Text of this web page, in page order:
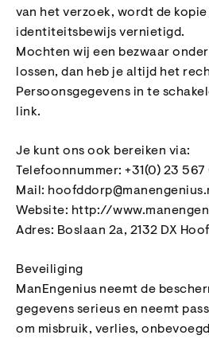
van het verzoek, wordt de kopie
identiteitsbewijs vernietigd.
Mochten wij een bezwaar
lossen, dan heb je altijd het
Persoonsgegevens in te
link.
Je kunt ons ook bereiken via:
Telefoonnummer: +31(0) 23
Mail:
Website: http://
Adres: Boslaan 2a, 2132 DX
Beveiliging
ManEngenius neemt de
gegevens serieus en neemt
om misbruik, verlies,